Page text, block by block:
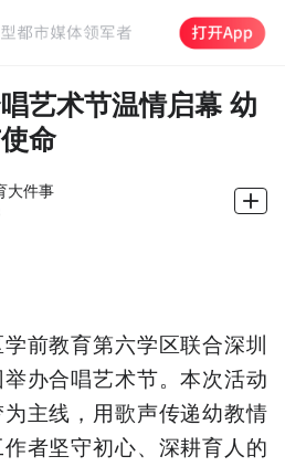
艺术节温情启幕 幼
命
大件事
前教育第六学区联合深圳
办合唱艺术节。本次活动
主线，用歌声传递幼教情
者坚守初心、深耕育人的